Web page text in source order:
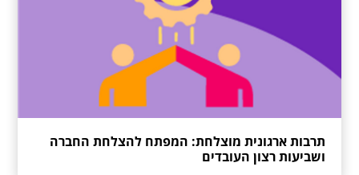
תרבות ארגונית מוצלחת: המפתח להצלחת החברה
ושביעות רצון העובדים